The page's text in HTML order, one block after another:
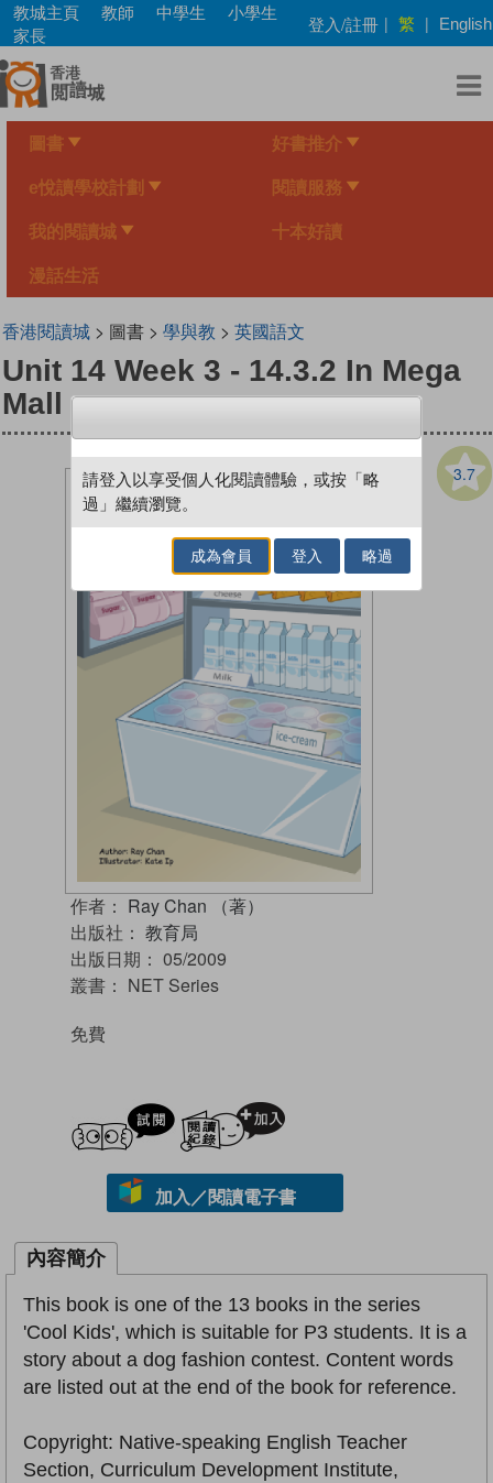
Skip
main
content
教城主頁 教師 中學生
小學生
家長
登入/註冊 | 繁 | English
圖書 好書推介
e悅讀學校計劃 閱讀服務
我的閱讀城 十本好讀
漫話生活
香港閱讀城> 圖書 > 學與教 > 英國語文
Unit 14 Week 3 - 14.3.2 In Mega
Mall
3.7
作者： Ray Chan （著）
出版社： 教育局
出版日期： 05/2009
叢書： NET Series
免費
試閲
加入／閱讀電子書
內容簡介
This book is one of the 13 books in the series
'Cool Kids', which is suitable for P3 students. It is a
story about a dog fashion contest. Content words
are listed out at the end of the book for reference.
Copyright: Native-speaking English Teacher
Section, Curriculum Development Institute,
請登入以享受個人化閱讀體驗，或按「略
過」繼續瀏覽。
成為會員 登入 略過